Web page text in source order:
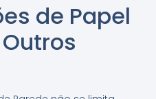
de Papel